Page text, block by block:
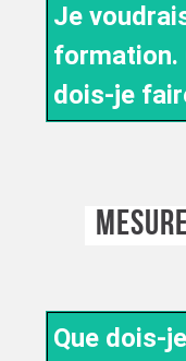
Je
formation.
dois-je
Que dois-